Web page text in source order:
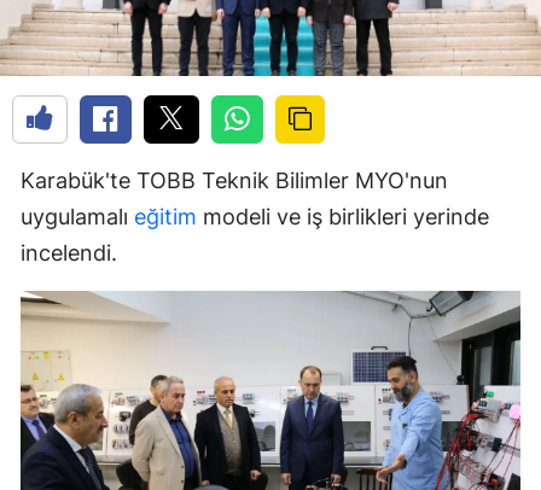
Karabük'te TOBB Teknik Bilimler MYO'nun
uygulamalı eğitim modeli ve iş birlikleri yerinde
incelendi.